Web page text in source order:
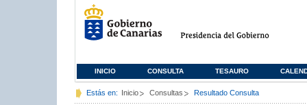
INICIO CONSULTA TESAURO
Estás en: Inicio Consultas Resultado Consulta